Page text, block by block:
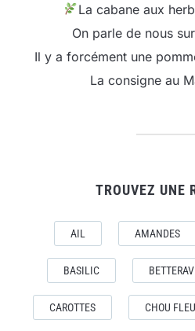
La cabane aux
On parle de nous
Il y a forcément une
La consigne au
TROUVEZ UNE
AIL AMANDES
BASILIC
CAROTTES CHOU